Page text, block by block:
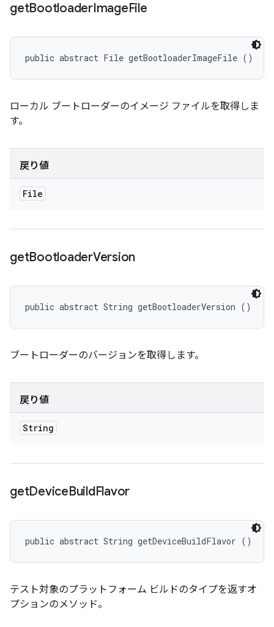
getBootloaderImageFile
public abstract File getBootloaderImageFile ()
ローカル ブートローダーのイメージ ファイルを取得しま
す。
戻り値
File
getBootloaderVersion
public abstract String getBootloaderVersion ()
ブートローダーのバージョンを取得します。
戻り値
String
getDeviceBuildFlavor
public abstract String getDeviceBuildFlavor ()
テスト対象のプラットフォーム ビルドのタイプを返すオ
プションのメソッド。